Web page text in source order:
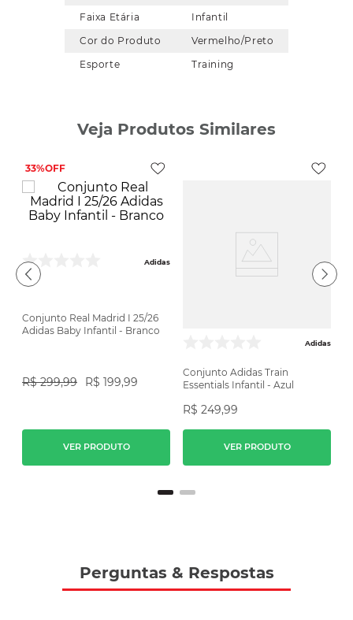
Faixa Etária
Infantil
Cor do Produto
Vermelho/Preto
Esporte
Training
Veja Produtos Similares
33%
Adidas
Conjunto Real Madrid I 25/26
Adidas Baby Infantil - Branco
R$ 299,99 R$ 199,99
VER PRODUTO
Adidas
Conjunto Adidas Train
Essentials Infantil - Azul
R$ 249,99
VER PRODUTO
Perguntas & Respostas